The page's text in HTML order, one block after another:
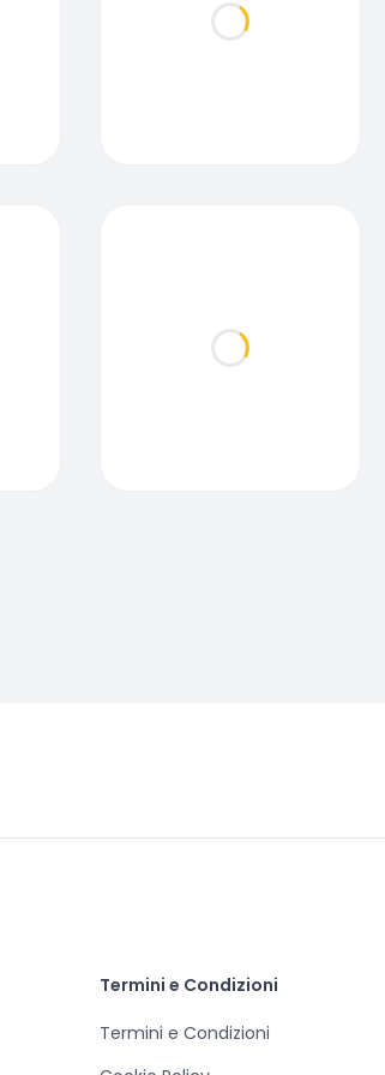
Loading...
Loading...
Termini e Condizioni
Termini e Condizioni